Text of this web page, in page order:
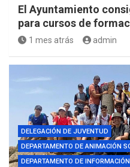
El Ayuntamiento
para cursos de
1 mes atrás admin
DELEGACIÓN DE JUVENTUD
DEPARTAMENTO DE ANIMACIÓN
DEPARTAMENTO DE